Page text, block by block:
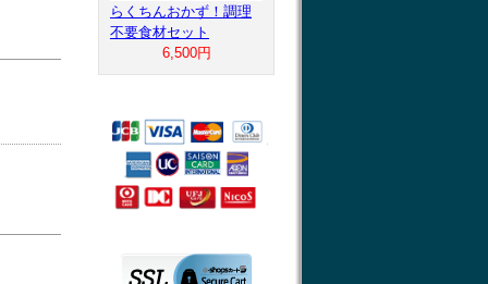
らくちんおかず！調理
不要食材セット
6,500円